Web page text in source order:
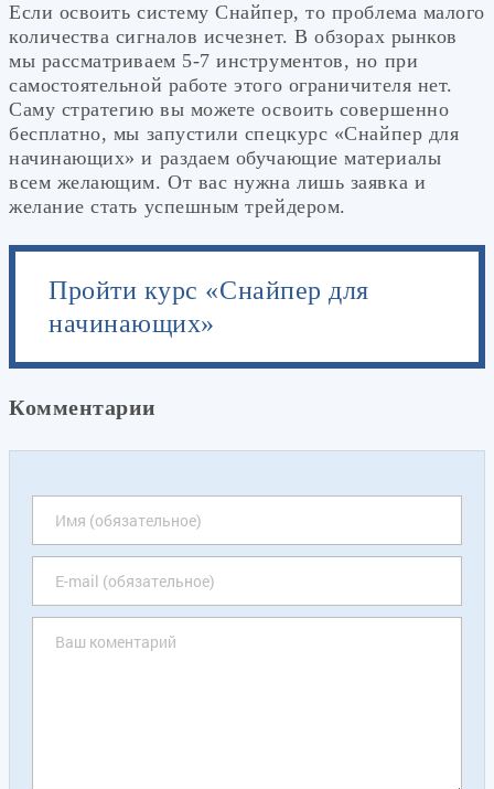
Если освоить систему Снайпер, то проблема малого
количества сигналов исчезнет. В обзорах рынков
мы рассматриваем 5-7 инструментов, но при
самостоятельной работе этого ограничителя нет.
Саму стратегию вы можете освоить совершенно
бесплатно, мы запустили спецкурс «Снайпер для
начинающих» и раздаем обучающие материалы
всем желающим. От вас нужна лишь заявка и
желание стать успешным трейдером.
Пройти курс «Снайпер для
начинающих»
Комментарии